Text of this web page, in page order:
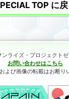
TOP に
ライズ・プロジェクト
お問い合わせはこちら
よび画像の転載はお断り